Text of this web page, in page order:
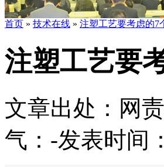
首页 » 技术在线 » 注塑工艺要考虑的7
注塑工艺要
文章出处： 网
气： -发表时间